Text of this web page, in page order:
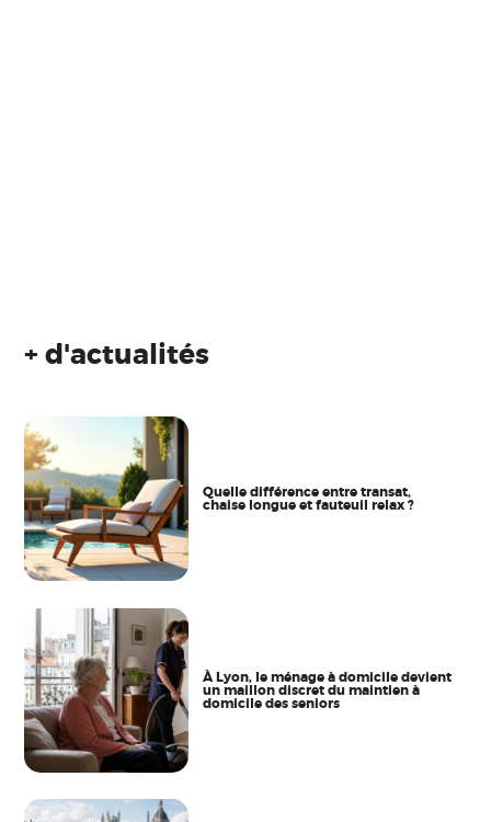
+ d'actualités
Quelle différence entre transat,
chaise longue et fauteuil relax ?
À Lyon, le ménage à domicile devient
un maillon discret du maintien à
domicile des seniors